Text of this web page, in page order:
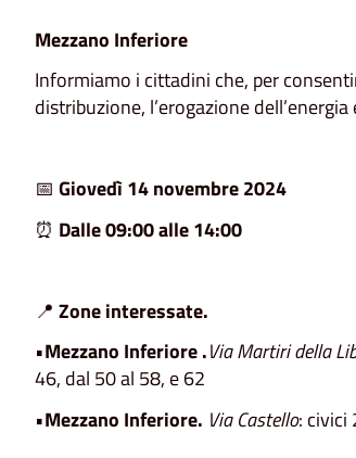
Mezzano Inferiore
Informiamo i cittadini che, per
distribuzione, l’erogazione
📅 Giovedì 14 novembre 2024
⏰ Dalle 09:00 alle 14:00
📍 Zone interessate.
•Mezzano Inferiore .Via Martiri della
46, dal 50 al 58, e 62
•Mezzano Inferiore. Via Castello: civici